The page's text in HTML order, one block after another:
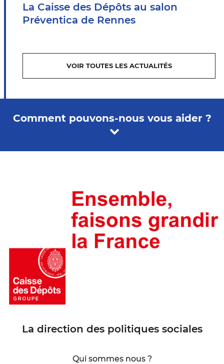
La Caisse des Dépôts au salon
Préventica de Rennes
VOIR TOUTES LES ACTUALITÉS
La direction des politiques sociales
Qui sommes nous ?